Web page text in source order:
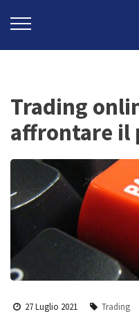
Trading
affrontare il
27 Luglio 2021 Trading